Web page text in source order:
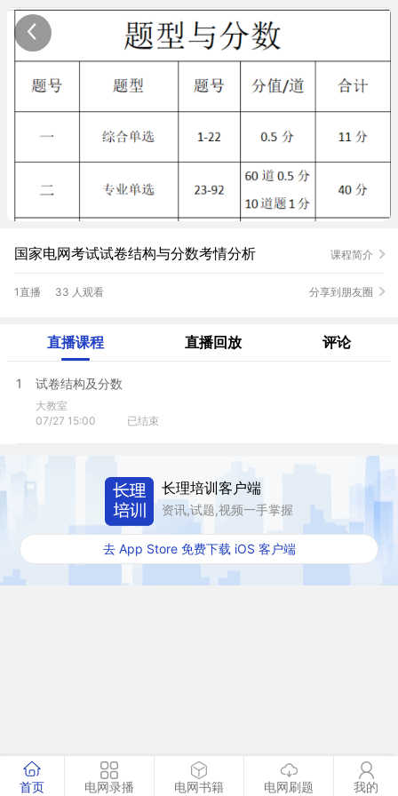
国家电网考试试卷结构与分数考情分析 课程简介
1直播 33 人观看 分享到朋友圈
直播课程 直播回放 评论
1 试卷结构及分数
大教室
07/27 15:00
已结束
长理培训客户端
资讯,试题,视频一手掌握
去 App Store 免费下载 iOS 客户端
首页 电网录播 电网书籍 电网刷题 我的